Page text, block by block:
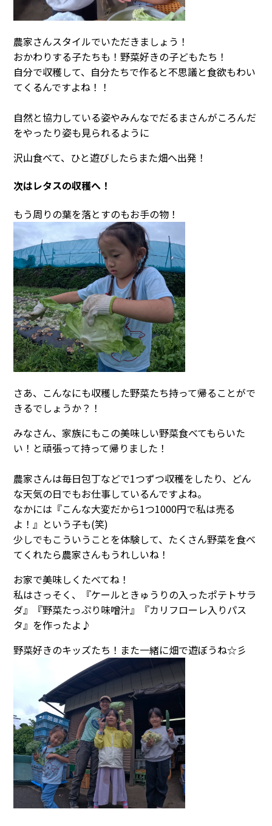
農家さんスタイルでいただきましょう！
おかわりする子たちも！野菜好きの子どもたち！
自分で収穫して、自分たちで作ると不思議と食欲もわい
てくるんですよね！！
自然と協力している姿やみんなでだるまさんがころんだ
をやったり姿も見られるように
沢山食べて、ひと遊びしたらまた畑へ出発！
次はレタスの収穫へ！
もう周りの葉を落とすのもお手の物！
さあ、こんなにも収穫した野菜たち持って帰ることがで
きるでしょうか？！
みなさん、家族にもこの美味しい野菜食べてもらいた
い！と頑張って持って帰りました！
農家さんは毎日包丁などで1つずつ収穫をしたり、どん
な天気の日でもお仕事しているんですよね。
なかには『こんな大変だから1つ1000円で私は売る
よ！』という子も(笑)
少しでもこういうことを体験して、たくさん野菜を食べ
てくれたら農家さんもうれしいね！
お家で美味しくたべてね！
私はさっそく、『ケールときゅうりの入ったポテトサラ
ダ』『野菜たっぷり味噌汁』『カリフローレ入りパス
タ』を作ったよ♪
野菜好きのキッズたち！また一緒に畑で遊ぼうね☆彡